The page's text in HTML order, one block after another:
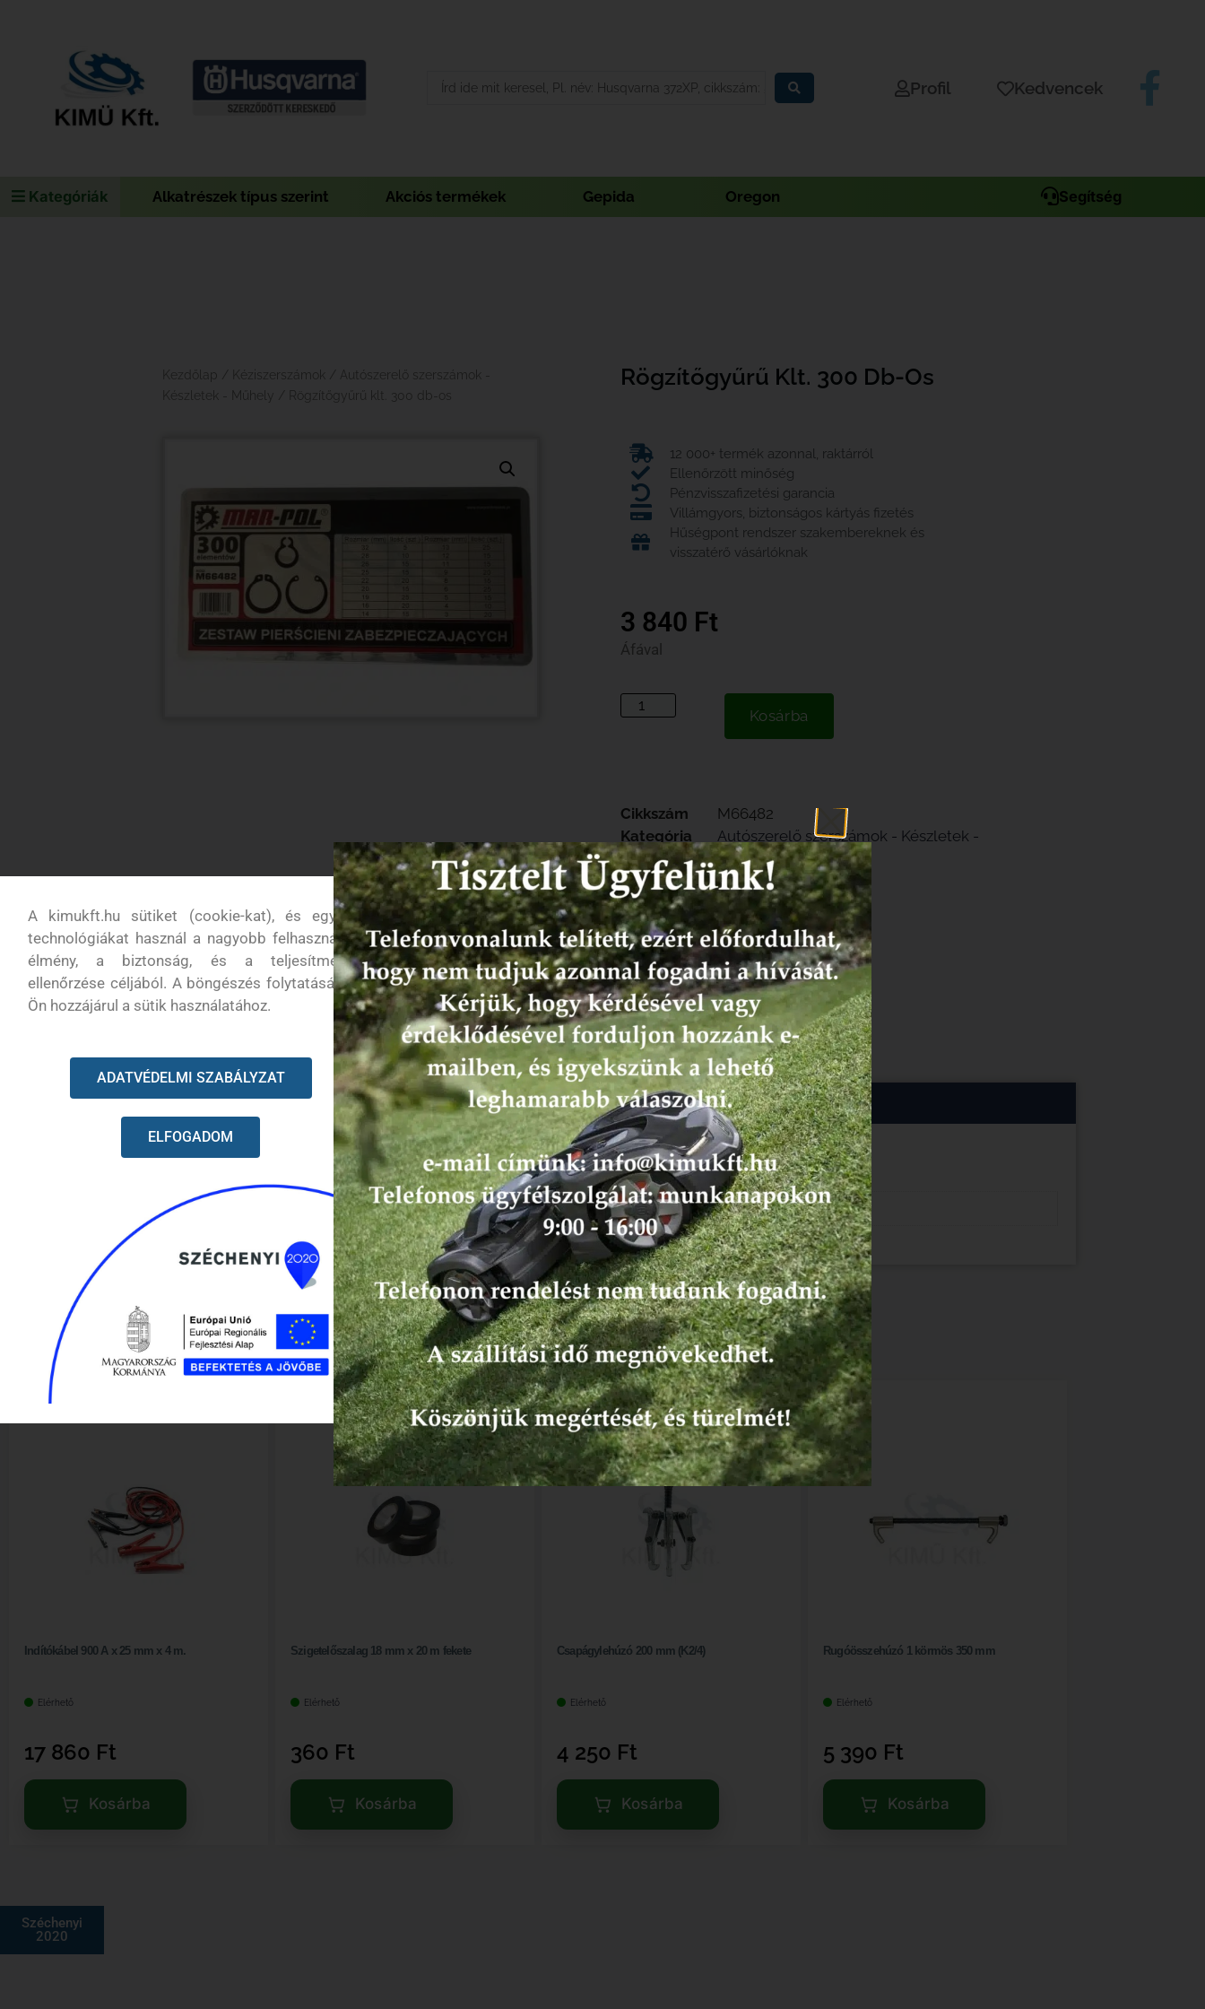
Profil Kedvencek
Kategóriák Alkatrészek típus szerint Akciós termékek Gepida Oregon Segítség
Kezdőlap Kéziszerszámok
Autószerelő szerszámok -
Készletek - Műhely
/ Rögzítőgyűrű klt. 300 db-os
Rögzítőgyűrű Klt. 300 Db-Os
12 000+ termék azonnal, raktárról
Ellenőrzött minőség
Pénzvisszafizetési garancia
Villámgyors, biztonságos kártyás fizetés
Hűségpont rendszer szakembereknek és
visszatérő vásárlóknak
3 840 Ft
Áfával
Kosárba
Cikkszám
M66482
Kategória
Autószerelő szerszámok - Készletek -
Műhely
Hűségpontok116
További információk Vélemények (0) Termék leírása
További információk
0,1 kg
KAPCSOLODÓ TERMÉKEK
Indítókábel 900 A x 25 mm x 4 m.
Elérhető
17 860 Ft
Kosárba
Szigetelőszalag 18 mm x 20 m fekete
Elérhető
360 Ft
Kosárba
Csapágylehúzó 200 mm (K2/4)
Elérhető
4 250 Ft
Kosárba
Rugóösszehúzó 1 körmös 350 mm
Elérhető
5 390 Ft
Kosárba
Széchenyi
2020
A kimukft.hu sütiket (cookie-kat), és egyéb
technológiákat használ a nagyobb felhasználói
élmény, a biztonság, és a teljesítmény
ellenőrzése céljából. A böngészés folytatásával
Ön hozzájárul a sütik használatához.
ADATVÉDELMI SZABÁLYZAT
ELFOGADOM